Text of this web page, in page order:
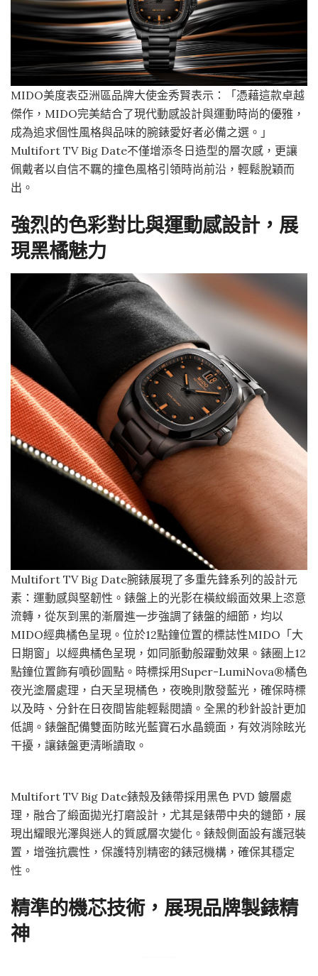
MIDO美度表亞洲區品牌大使金秀賢表示：「憑藉這款卓越
傑作，MIDO完美結合了現代動感設計與運動時尚的優雅，
成為追求個性風格與品味的腕錶愛好者必備之選。」
Multifort TV Big Date不僅增添冬日造型的層次感，更讓
佩戴者以自信不羈的撞色風格引領時尚前沿，輕鬆脫穎而
出。
強烈的色彩對比與運動感設計，展
現黑橘魅力
Multifort TV Big Date腕錶展現了多重先鋒系列的設計元
素：運動感與堅韌性。錶盤上的光影在橫紋緞面效果上恣意
流轉，從灰到黑的漸層進一步強調了錶盤的細節，均以
MIDO經典橘色呈現。位於12點鐘位置的標誌性MIDO「大
日期窗」以經典橘色呈現，如同脈動般躍動效果。錶圈上12
點鐘位置飾有噴砂圓點。時標採用Super-LumiNova®橘色
夜光塗層處理，白天呈現橘色，夜晚則散發藍光，確保時標
以及時、分針在日夜間皆能輕鬆閱讀。全黑的秒針設計更加
低調。錶盤配備雙面防眩光藍寶石水晶鏡面，有效消除眩光
干擾，讓錶盤更清晰讀取。
Multifort TV Big Date錶殼及錶帶採用黑色 PVD 鍍層處
理，融合了緞面拋光打磨設計，尤其是錶帶中央的鏈節，展
現出耀眼光澤與迷人的質感層次變化。錶殼側面設有護冠裝
置，增強抗震性，保護特別精密的錶冠機構，確保其穩定
性。
精準的機芯技術，展現品牌製錶精
神